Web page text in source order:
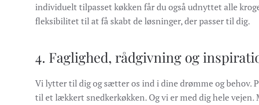
individuelt tilpasset køkken får du også udnyttet alle
fleksibilitet til at få skabt de løsninger, der passer til dig.
4. Faglighed, rådgivning og
Vi lytter til dig og sætter os ind i dine drømme og behov.
til et lækkert snedkerkøkken. Og vi er med dig hele